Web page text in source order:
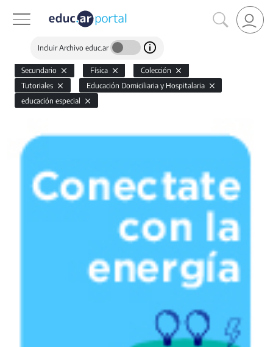
Incluir Archivo educ.ar
Secundario Física
Colección
Tutoriales
Educación Domiciliaria y Hospitalaria
educación especial